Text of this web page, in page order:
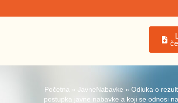
Početna » JavneNabavke » Odluka o
postupka javne nabavke a koji se odnosi